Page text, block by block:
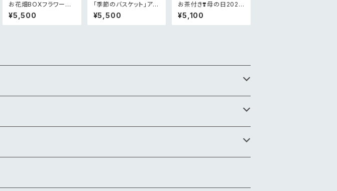
お花畑BOXフラワー
¥5,000
¥5,500
「季節のバスケット」アレ
ンジメント¥5,000
¥5,500
お茶付き❣️母の日2026
限定メルシーピンクアレ
ンジメント
¥5,100